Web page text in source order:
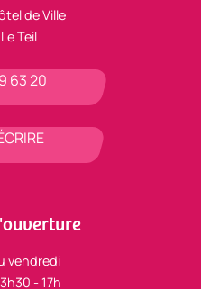
de Ville
Teil
63 20
vendredi
- 17h